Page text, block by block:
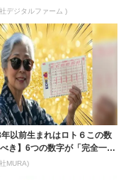
デジタルファーム )
年以前生まれはロト６この数
き】6つの数字が「完全一
...
MURA)